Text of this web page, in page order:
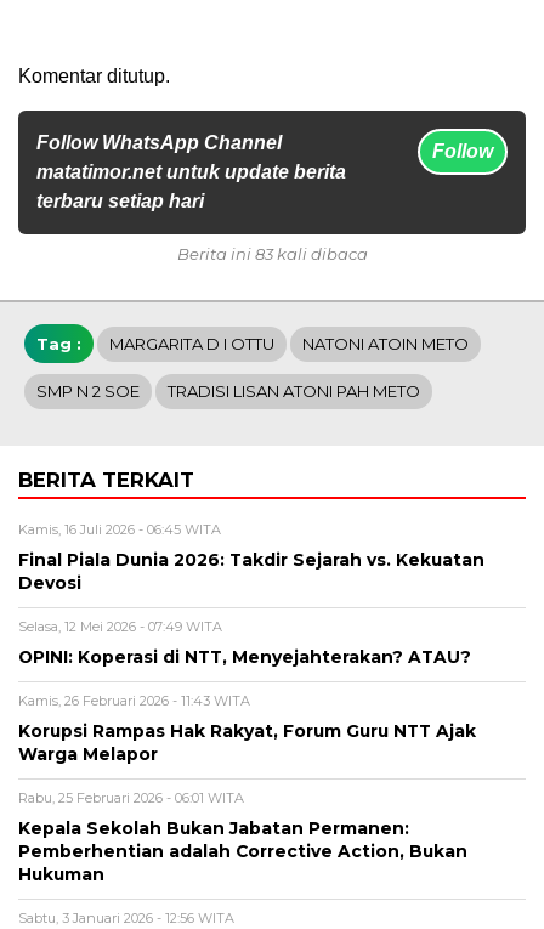
Komentar ditutup.
Follow WhatsApp Channel
matatimor.net untuk update berita
terbaru setiap hari
Follow
Berita ini 83 kali dibaca
Tag : MARGARITA D I OTTU NATONI ATOIN METO
SMP N 2 SOE TRADISI LISAN ATONI PAH METO
BERITA TERKAIT
Kamis, 16 Juli 2026 - 06:45 WITA
Final Piala Dunia 2026: Takdir Sejarah vs. Kekuatan
Devosi
Selasa, 12 Mei 2026 - 07:49 WITA
OPINI: Koperasi di NTT, Menyejahterakan? ATAU?
Kamis, 26 Februari 2026 - 11:43 WITA
Korupsi Rampas Hak Rakyat, Forum Guru NTT Ajak
Warga Melapor
Rabu, 25 Februari 2026 - 06:01 WITA
Kepala Sekolah Bukan Jabatan Permanen:
Pemberhentian adalah Corrective Action, Bukan
Hukuman
Sabtu, 3 Januari 2026 - 12:56 WITA